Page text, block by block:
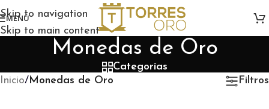
Skip to navigation
Skip to main content
MENÚ
Monedas de Oro
Categorías
Inicio/Monedas de Oro Filtros